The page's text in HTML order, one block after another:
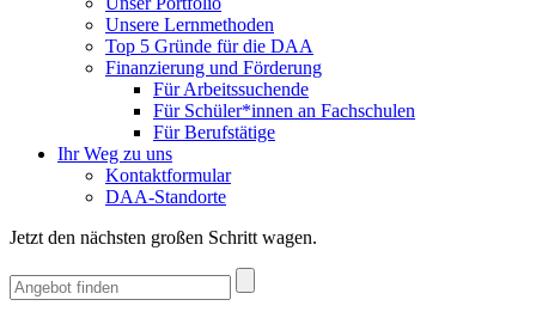
Unsere Lernmethoden
Top 5 Gründe für die DAA
Finanzierung und Förderung
Für Arbeitssuchende
Für Schüler*innen an Fachschulen
Für Berufstätige
Ihr Weg zu uns
Kontaktformular
DAA-Standorte
Jetzt den nächsten großen Schritt wagen.